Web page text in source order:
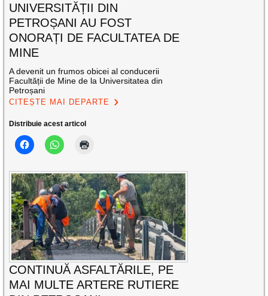
UNIVERSITĂȚII DIN
PETROȘANI AU FOST
ONORAȚI DE FACULTATEA DE
MINE
A devenit un frumos obicei al conducerii
Facultății de Mine de la Universitatea din
Petroșani
CITEȘTE MAI DEPARTE
Distribuie acest articol
CONTINUĂ ASFALTĂRILE, PE
MAI MULTE ARTERE RUTIERE